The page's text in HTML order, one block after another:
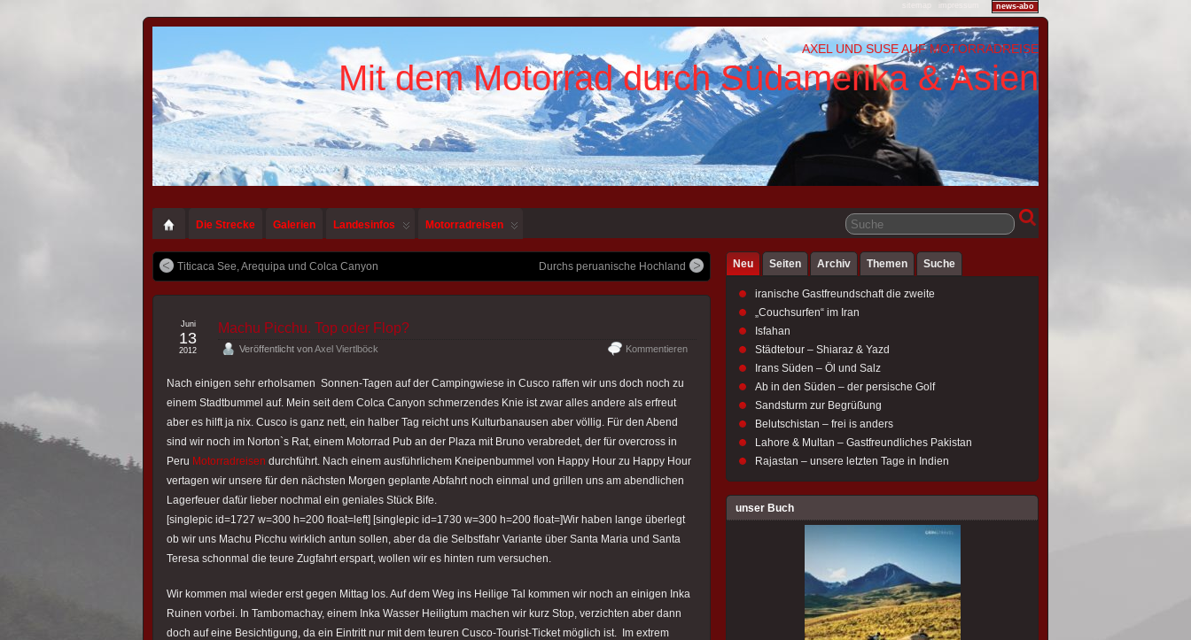
news-abo
impressum
AXEL UND SUSE AUF MOTORRADREISE
Mit dem Motorrad durch Südamerika & Asien
Die Strecke Galerien Landesinfos Motorradreisen
Titicaca See, Arequipa und Colca Canyon Durchs peruanische Hochland
Machu Picchu. Top oder Flop?
Veröffentlicht vonAxel Viertlböck Kommentieren
Juni
13
2012
Nach einigen sehr erholsamen Sonnen-Tagen auf der Campingwiese in Cusco raffen wir uns doch noch zu
einem Stadtbummel auf. Mein seit dem Colca Canyon schmerzendes Knie ist zwar alles andere als erfreut
aber es hilft ja nix. Cusco is ganz nett, ein halber Tag reicht uns Kulturbanausen aber völlig. Für den Abend
sind wir noch im Norton`s Rat, einem Motorrad Pub an der Plaza mit Bruno verabredet, der für overcross in
Peru Motorradreisen durchführt. Nach einem ausführlichem Kneipenbummel von Happy Hour zu Happy Hour
vertagen wir unsere für den nächsten Morgen geplante Abfahrt noch einmal und grillen uns am abendlichen
Lagerfeuer dafür lieber nochmal ein geniales Stück Bife.
[singlepic id=1727 w=300 h=200 float=left] [singlepic id=1730 w=300 h=200 float=]Wir haben lange überlegt
ob wir uns Machu Picchu wirklich antun sollen, aber da die Selbstfahr Variante über Santa Maria und Santa
Teresa schonmal die teure Zugfahrt erspart, wollen wir es hinten rum versuchen.
Wir kommen mal wieder erst gegen Mittag los. Auf dem Weg ins Heilige Tal kommen wir noch an einigen Inka
Ruinen vorbei. In Tambomachay, einem Inka Wasser Heiligtum machen wir kurz Stop, verzichten aber dann
doch auf eine Besichtigung, da ein Eintritt nur mit dem teuren Cusco-Tourist-Ticket möglich ist. Im extrem
Neu Seiten Archiv Themen Suche
iranische Gastfreundschaft die zweite
„Couchsurfen“ im Iran
Isfahan
Städtetour – Shiaraz & Yazd
Irans Süden – Öl und Salz
Ab in den Süden – der persische Golf
Sandsturm zur Begrüßung
Belutschistan – frei is anders
Lahore & Multan – Gastfreundliches Pakistan
Rajastan – unsere letzten Tage in Indien
unser Buch